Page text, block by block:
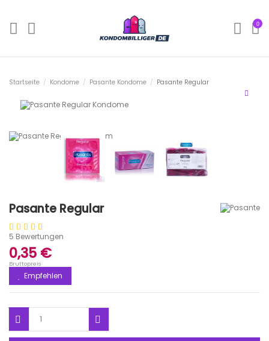
0
Startseite Kondome Pasante Kondome Pasante Regular
Pasante Regular
5 Bewertungen
0,35 €
Bruttopreis
Empfehlen